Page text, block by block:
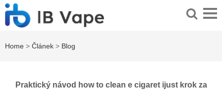
Home > Článek > Blog
Praktický návod how to clean e cigaret ijust krok za